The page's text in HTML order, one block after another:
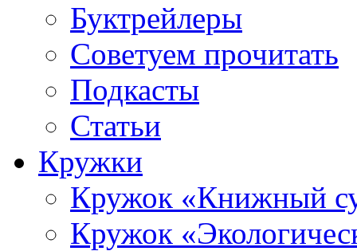
Буктрейлеры
Советуем прочитать
Подкасты
Статьи
Кружки
Кружок «Книжный
Кружок